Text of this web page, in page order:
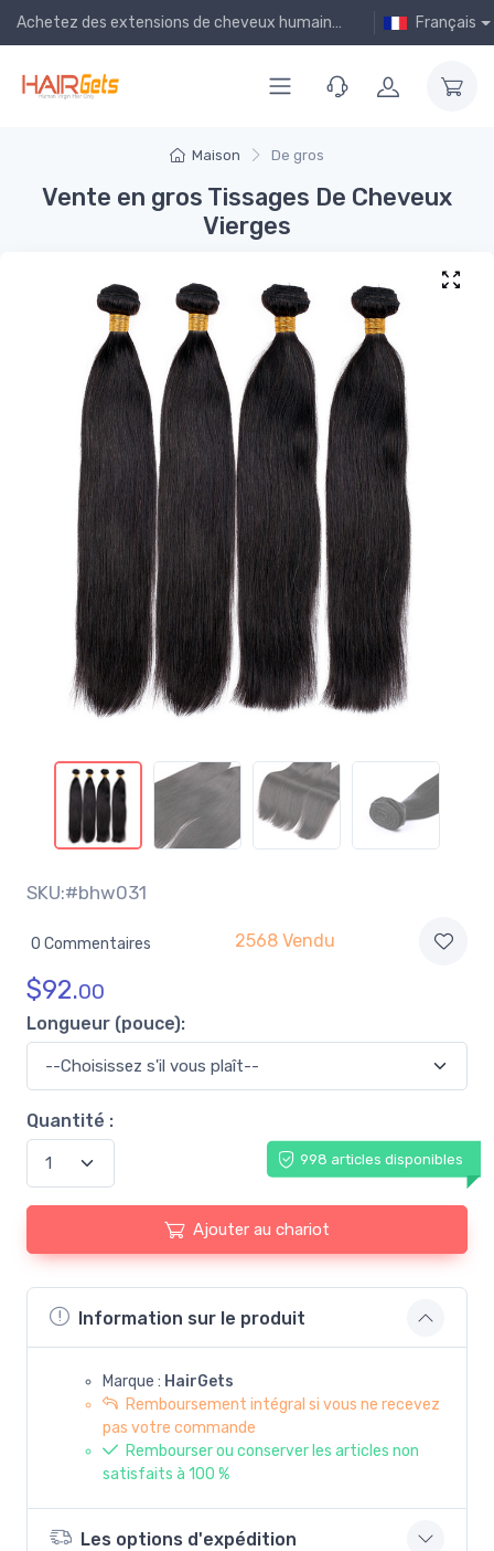
Achetez des extensions de cheveux humains bon marché en ligne ! Français
Maison De gros
Vente en gros Tissages De Cheveux
Vierges
SKU:#bhw031
0 Commentaires 2568 Vendu
$92.00
Longueur (pouce):
Quantité :
998 articles disponibles
Ajouter au chariot
Information sur le produit
Marque : HairGets
Remboursement intégral si vous ne recevez
pas votre commande
Rembourser ou conserver les articles non
satisfaits à 100 %
Les options d'expédition